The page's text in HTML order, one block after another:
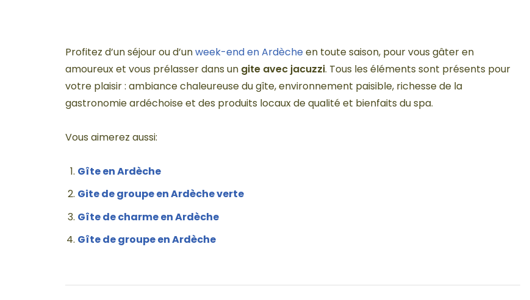
Profitez d’un séjour ou d’unweek-end en Ardècheen toute saison, pour vous gâter en
amoureux et vous prélasser dans un gite avec jacuzzi. Tous les éléments sont présents pour
votre plaisir : ambiance chaleureuse du gîte, environnement paisible, richesse de la
gastronomie ardéchoise et des produits locaux de qualité et bienfaits du spa.
Vous aimerez aussi:
Gîte en Ardèche
Gite de groupe en Ardèche verte
Gîte de charme en Ardèche
Gîte de groupe en Ardèche